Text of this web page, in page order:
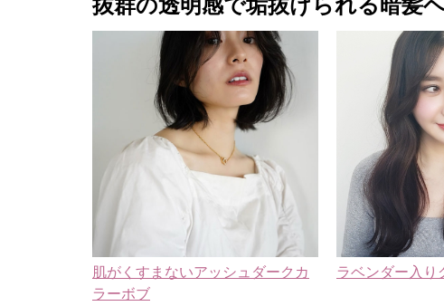
抜群の透明感で垢抜けられる暗髪
肌がくすまないアッシュダークカ
ラーボブ
ラベンダー入り